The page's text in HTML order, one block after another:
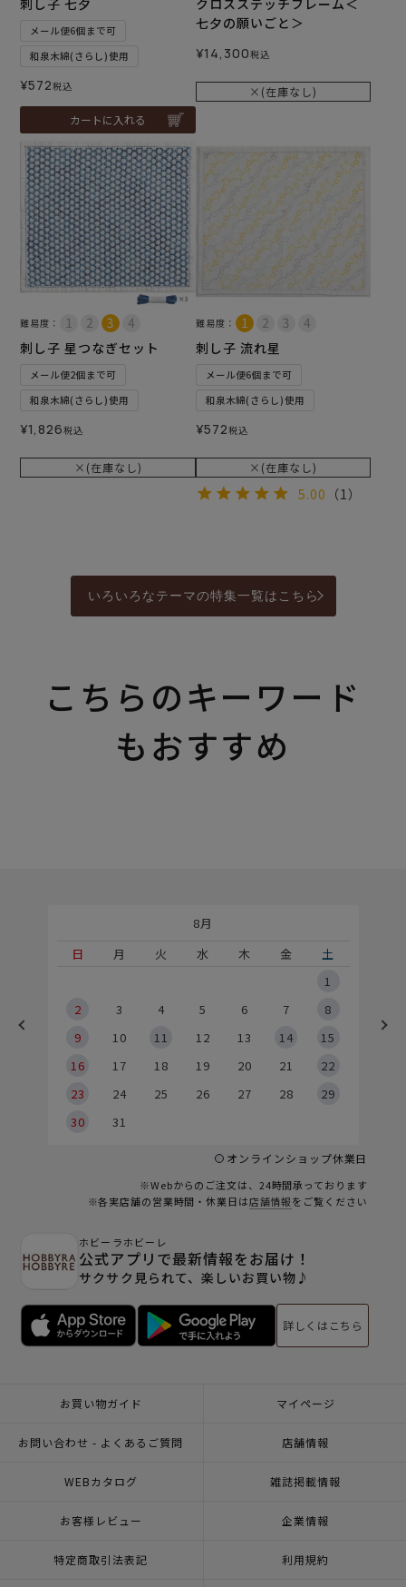
刺し子 七夕
メール便6個まで可
和泉木綿(さらし)使用
¥572税込
カートに入れる
クロスステッチフレーム＜
七夕の願いごと＞
¥14,300税込
×(在庫なし)
難易度：
刺し子 星つなぎセット
メール便2個まで可
和泉木綿(さらし)使用
¥1,826税込
×(在庫なし)
難易度：
刺し子 流れ星
メール便6個まで可
和泉木綿(さらし)使用
¥572税込
×(在庫なし)
5.00 （1）
いろいろなテーマの特集一覧はこちら
こちらのキーワード
もおすすめ
8月
日
月 火 水 木 金
土
1
2
3 4 5 6 7
8
9
10 11 12 13 14
15
16
17 18 19 20 21
22
23
24 25 26 27 28
29
30
31
オンラインショップ休業日
※Webからのご注文は、24時間承っております
※各実店舗の営業時間・休業日は店舗情報をご覧ください
ホビーラホビーレ
公式アプリで最新情報をお届け！
サクサク見られて、楽しいお買い物♪
詳しくはこちら
お買い物ガイド マイページ
お問い合わせ - よくあるご質問 店舗情報
WEBカタログ 雑誌掲載情報
お客様レビュー 企業情報
特定商取引法表記 利用規約